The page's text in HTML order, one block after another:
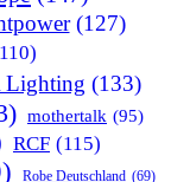
(127)
(133)
mothertalk (95)
RCF (115)
Robe Deutschland (69)